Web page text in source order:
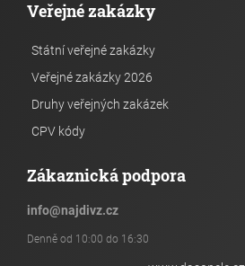
Veřejné zakázky
Státní veřejné zakázky
Veřejné zakázky 2026
Druhy veřejných zakázek
CPV kódy
Zákaznická podpora
info@najdivz.cz
Denně od 10:00 do 16:30